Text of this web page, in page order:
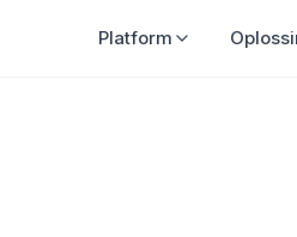
Platform